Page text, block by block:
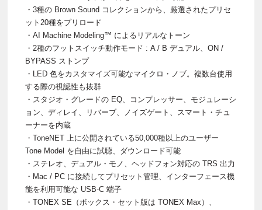
・3種の Brown Sound コレクションから、厳選されたプリセ
ット20種をプリロード
・AI Machine Modeling™ によるリアルなトーン
・2種のフットスイッチ動作モード : A / B デュアル、ON /
BYPASS ストンプ
・LED 色をカスタマイズ可能なマイクロ・ノブ。複数台使用
する際の視認性も抜群
・スタジオ・グレードの EQ、コンプレッサー、モジュレーシ
ョン、ディレイ、リバーブ、ノイズゲート、スマート・チュ
ーナーを内蔵
・ToneNET 上に公開されている50,000種以上のユーザー
Tone Model を自由に試聴、ダウンロード可能
・ステレオ、デュアル・モノ、ヘッドフォン対応の TRS 出力
・Mac / PC に接続してプリセット管理、インターフェース機
能を利用可能な USB-C 端子
・TONEX SE（ボックス・セット版は TONEX Max）、